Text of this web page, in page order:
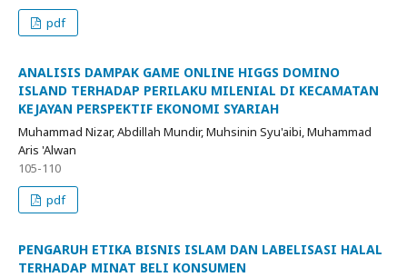
pdf
ANALISIS DAMPAK GAME ONLINE HIGGS DOMINO
ISLAND TERHADAP PERILAKU MILENIAL DI KECAMATAN
KEJAYAN PERSPEKTIF EKONOMI SYARIAH
Muhammad Nizar, Abdillah Mundir, Muhsinin Syu'aibi, Muhammad
Aris 'Alwan
105-110
pdf
PENGARUH ETIKA BISNIS ISLAM DAN LABELISASI HALAL
TERHADAP MINAT BELI KONSUMEN